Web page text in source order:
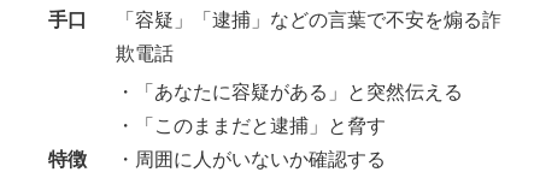
手口
「容疑」「逮捕」などの言葉で不安を煽る詐
欺電話
特徴
・「あなたに容疑がある」と突然伝える
・「このままだと逮捕」と脅す
・周囲に人がいないか確認する